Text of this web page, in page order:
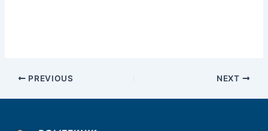
PREVIOUS NEXT